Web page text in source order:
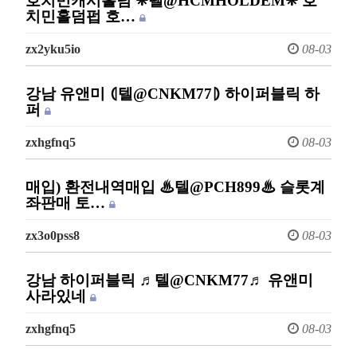
치민홀덤펍 호…
zx2yku5io 08-03
강남 유앤미 ⦇텔@CNKM77⦈ 하이퍼블릭 하
퍼
zxhgfnq5 08-03
매입) 환전내역매입 ♨텔@PCH899♨ 슬롯계
좌판매 토…
zx3o0pss8 08-03
강남 하이퍼블릭 ♬텔@CNKM77♬ 유앤미
사라있네
zxhgfnq5 08-03